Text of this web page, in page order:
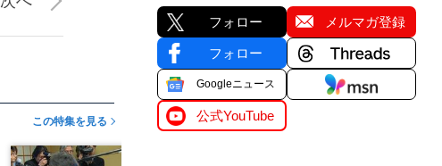
この特集を見る
フォロー メルマガ登録
フォロー
Googleニュース
公式YouTube